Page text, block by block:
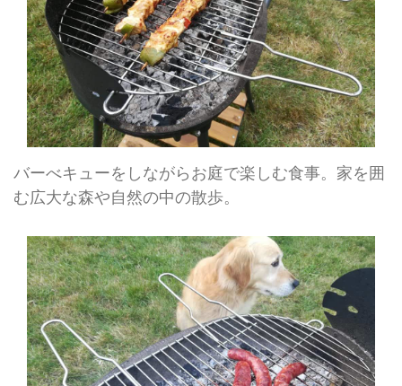
バーべキューをしながらお庭で楽しむ食事。家を囲
む広大な森や自然の中の散歩。